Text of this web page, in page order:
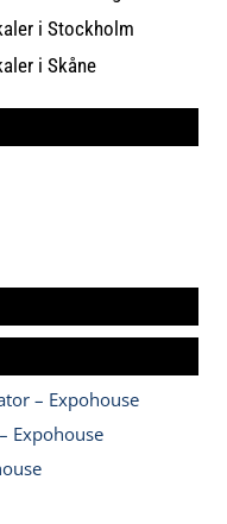
i Stockholm
i Skåne
– Expohouse
Expohouse